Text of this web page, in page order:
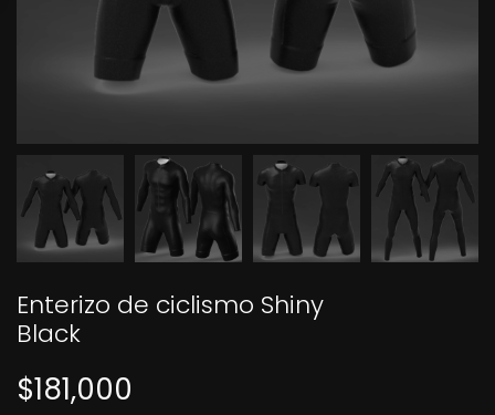
Enterizo de ciclismo Shiny
Black
$181,000